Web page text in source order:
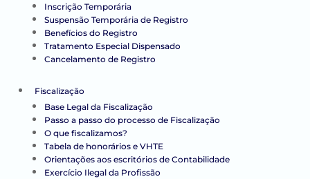
Inscrição Temporária
Suspensão Temporária de Registro
Benefícios do Registro
Tratamento Especial Dispensado
Cancelamento de Registro
Fiscalização
Base Legal da Fiscalização
Passo a passo do processo de Fiscalização
O que fiscalizamos?
Tabela de honorários e VHTE
Orientações aos escritórios de Contabilidade
Exercício Ilegal da Profissão